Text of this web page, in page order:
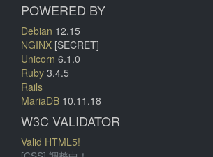
POWERED BY
Debian 12.15
NGINX [SECRET]
Unicorn 6.1.0
Ruby 3.4.5
Rails
MariaDB 10.11.18
W3C VALIDATOR
Valid HTML5!